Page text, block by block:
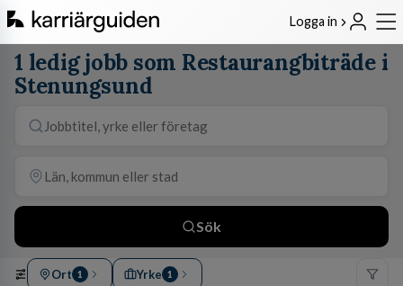
Logga in
1 ledig jobb som Restaurangbiträde i
Stenungsund
Sök
Ort 1 Yrke 1